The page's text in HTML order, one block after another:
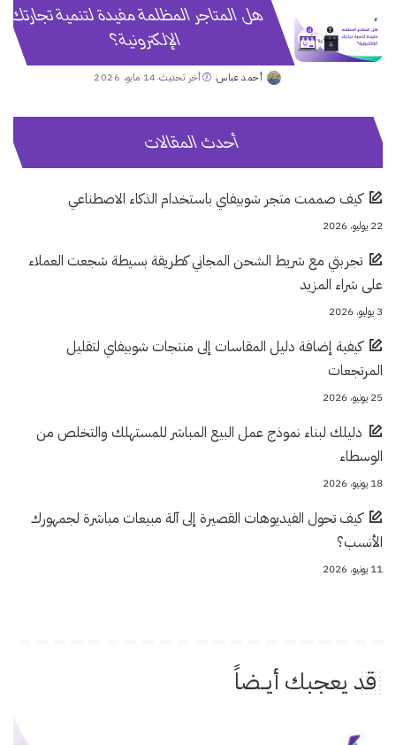
هل المتاجر المظلمة مفيدة لتنمية تجارتك
الإلكترونية؟
Postedأحمد عباس أخر تحديث 14 مايو، 2026
أحدث المقالات
كيف صممت متجر شوبيفاي باستخدام الذكاء الاصطناعي
22 يوليو، 2026
تجربتي مع شريط الشحن المجاني كطريقة بسيطة شجعت العملاء
على شراء المزيد
3 يوليو، 2026
كيفية إضافة دليل المقاسات إلى منتجات شوبيفاي لتقليل
المرتجعات
25 يونيو، 2026
دليلك لبناء نموذج عمل البيع المباشر للمستهلك والتخلص من
الوسطاء
18 يونيو، 2026
كيف تحول الفيديوهات القصيرة إلى آلة مبيعات مباشرة لجمهورك
الأنسب؟
11 يونيو، 2026
قد يعجبك أيــضاً